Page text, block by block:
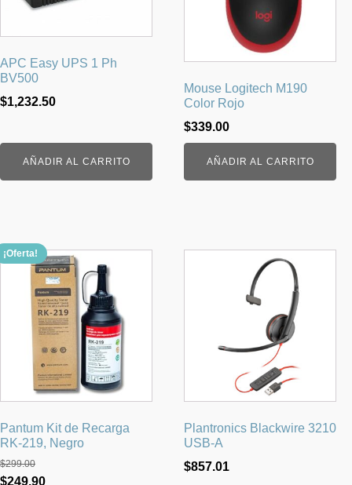
APC Easy UPS 1 Ph
BV500
$1,232.50
AÑADIR AL CARRITO
Mouse Logitech M190
Color Rojo
$339.00
AÑADIR AL CARRITO
¡Oferta!
Pantum Kit de Recarga
RK-219, Negro
$299.00
El
$249.90El
Plantronics Blackwire 3210
USB-A
$857.01